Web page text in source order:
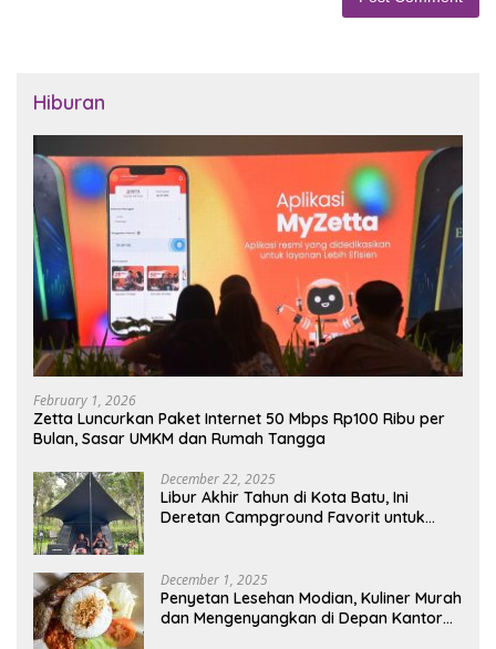
Hiburan
February 1, 2026
Zetta Luncurkan Paket Internet 50 Mbps Rp100 Ribu per
Bulan, Sasar UMKM dan Rumah Tangga
December 22, 2025
Libur Akhir Tahun di Kota Batu, Ini
Deretan Campground Favorit untuk
December 1, 2025
Penyetan Lesehan Modian, Kuliner Murah
dan Mengenyangkan di Depan Kantor